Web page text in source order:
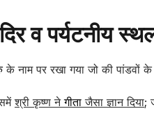
व पर्यटनीय
के नाम पर रखा गया जो की पांडवों के
श्री कृष्ण नेगीता जैसा ज्ञान दिया;